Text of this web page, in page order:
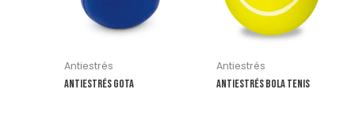
Antiestrés
Antiestrés Gota
Antiestrés
Antiestrés Bola Tenis